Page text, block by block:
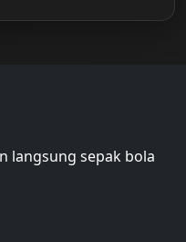
langsung sepak bola